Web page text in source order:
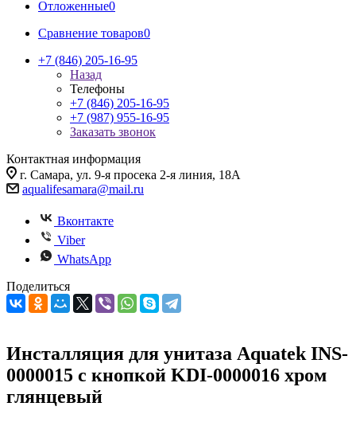
Отложенные0
Сравнение товаров0
+7 (846) 205-16-95
Назад
Телефоны
+7 (846) 205-16-95
+7 (987) 955-16-95
Заказать звонок
Контактная информация
г. Самара, ул. 9-я просека 2-я линия, 18А
aqualifesamara@mail.ru
Вконтакте
Viber
WhatsApp
Поделиться
Инсталляция для унитаза Aquatek INS-
0000015 с кнопкой KDI-0000016 хром
глянцевый